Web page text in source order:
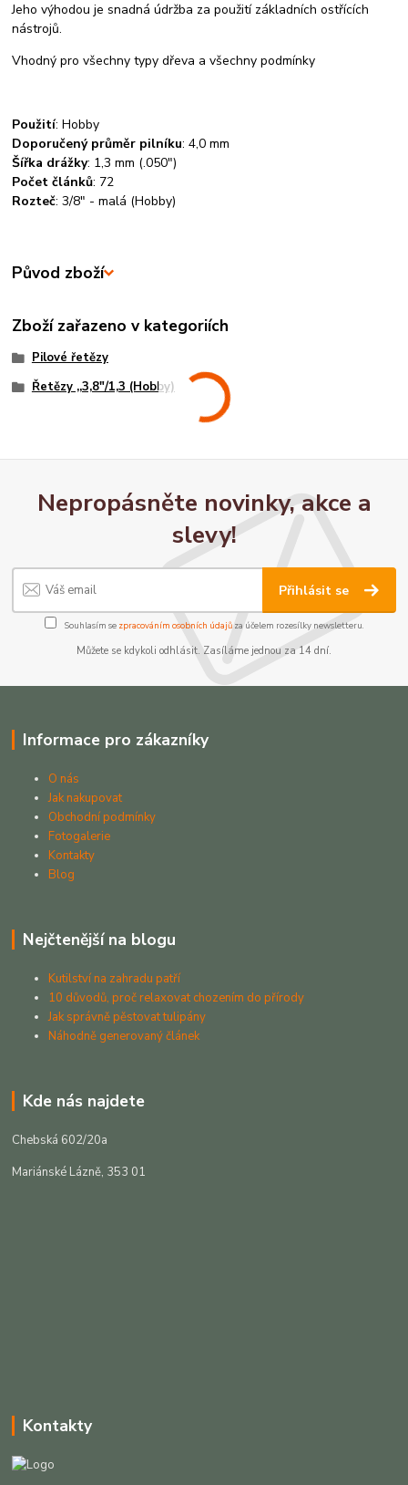
Jeho výhodou je snadná údržba za použití základních ostřících
nástrojů.
Vhodný pro všechny typy dřeva a všechny podmínky
Použití:Hobby
Doporučený průměr pilníku:4,0 mm
Šířka drážky: 1,3 mm (.050")
Počet článků: 72
Rozteč:3/8" - malá (Hobby)
Původ zboží
Zboží zařazeno v kategoriích
Pilové řetězy
Řetězy ,,3,8"/1,3 (Hobby)
Nepropásněte novinky, akce a
slevy!
Přihlásit se
Souhlasím se zpracováním osobních údajůza účelem rozesílky newsletteru.
Můžete se kdykoli odhlásit. Zasíláme jednou za 14 dní.
Informace pro zákazníky
O nás
Jak nakupovat
Obchodní podmínky
Fotogalerie
Kontakty
Blog
Nejčtenější na blogu
Kutilství na zahradu patří
10 důvodů, proč relaxovat chozením do přírody
Jak správně pěstovat tulipány
Náhodně generovaný článek
Kde nás najdete
Chebská 602/20a
Mariánské Lázně, 353 01
Kontakty